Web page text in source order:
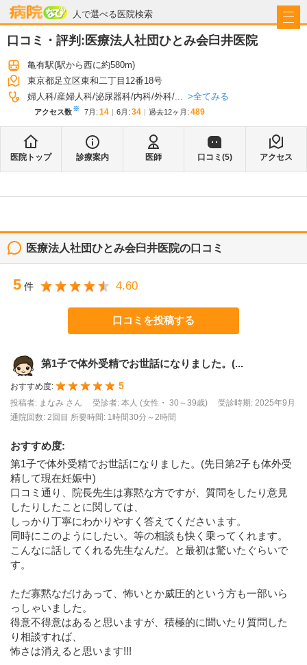
人で選べる医院検索
病院なび
口コミ・評判:医療法人社団ひとみ会臼井医院
亀有駅(駅から西に約580m)
東京都足立区東和二丁目12番18号
婦人科 産婦人科 泌尿器科 内科 外科 ... 全てみる
アクセス数※ 7月 : 14 6月 : 34 過去12ヶ月: 489
医院トップ 診療案内 医師 口コミ(5) アクセス
医療法人社団ひとみ会臼井医院の口コミ
5 件 4.60
口コミを投稿する
第1子で体外受精でお世話になりました。(...
おすすめ度: 5
投稿者: まなみ さん 受診者: 本人 (女性・ 30～39歳)
受診時期: 2025年9月
通院回数: 2回目 所要時間: 1時間30分～2時間
おすすめ度:
第1子で体外受精でお世話になりました。(先日第2子も体外受
精して現在妊娠中)
口コミ通り、院長先生は寡黙な方ですが、質問をしたり意見
したりしたことに関しては、
しっかり丁寧にわかりやすく答えてくださいます。
同時にこのようにしたい。等の相談も快く乗ってくれます。
こんなに話してくれる先生なんだ。と最初は驚いたぐらいで
す。
ただ寡黙なだけあって、怖いとか威圧的という方も一部いら
っしゃいました。
得意不得意はあると思いますが、積極的に聞いたり質問した
り相談すれば、
怖さは消えると思います!!!